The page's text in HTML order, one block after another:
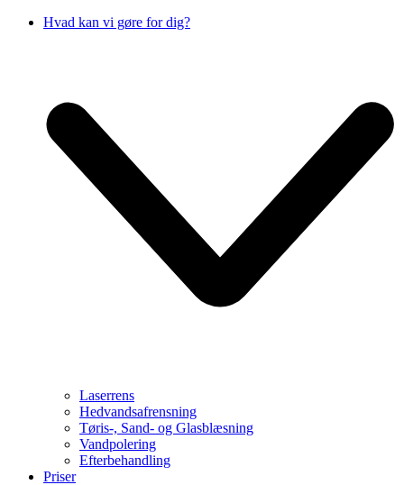
Hvad kan vi gøre for dig?
Laserrens
Hedvandsafrensning
Tøris-, Sand- og Glasblæsning
Vandpolering
Efterbehandling
Priser